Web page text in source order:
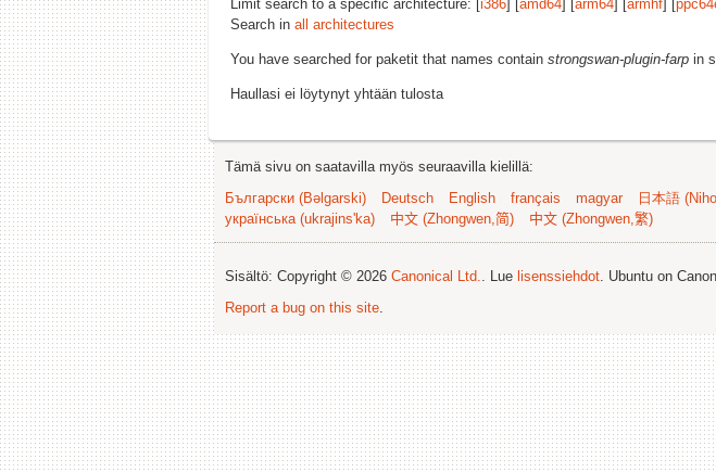
Limit search to a specific architecture: [i386] [amd64] [arm64] [armhf] [
Search in all architectures
You have searched for paketit that names contain strongswan-plugin-farp in
Haullasi ei löytynyt yhtään tulosta
Tämä sivu on saatavilla myös seuraavilla kielillä:
Български (Bəlgarski)
Deutsch English français magyar 日本語
українська (ukrajins'ka)
中文 (Zhongwen,简) 中文 (Zhongwen,繁)
Sisältö: Copyright © 2026 Canonical Ltd.. Lue lisenssiehdot. Ubuntu on
Report a bug on this site.